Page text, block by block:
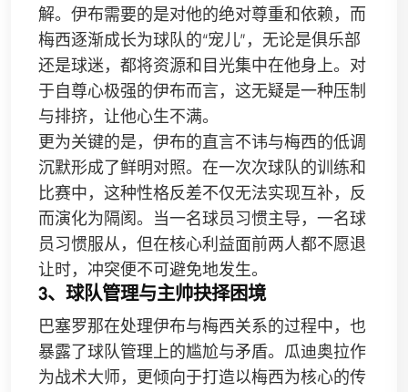
解。伊布需要的是对他的绝对尊重和依赖，而
梅西逐渐成长为球队的“宠儿”，无论是俱乐部
还是球迷，都将资源和目光集中在他身上。对
于自尊心极强的伊布而言，这无疑是一种压制
与排挤，让他心生不满。
更为关键的是，伊布的直言不讳与梅西的低调
沉默形成了鲜明对照。在一次次球队的训练和
比赛中，这种性格反差不仅无法实现互补，反
而演化为隔阂。当一名球员习惯主导，一名球
员习惯服从，但在核心利益面前两人都不愿退
让时，冲突便不可避免地发生。
3、球队管理与主帅抉择困境
巴塞罗那在处理伊布与梅西关系的过程中，也
暴露了球队管理上的尴尬与矛盾。瓜迪奥拉作
为战术大师，更倾向于打造以梅西为核心的传